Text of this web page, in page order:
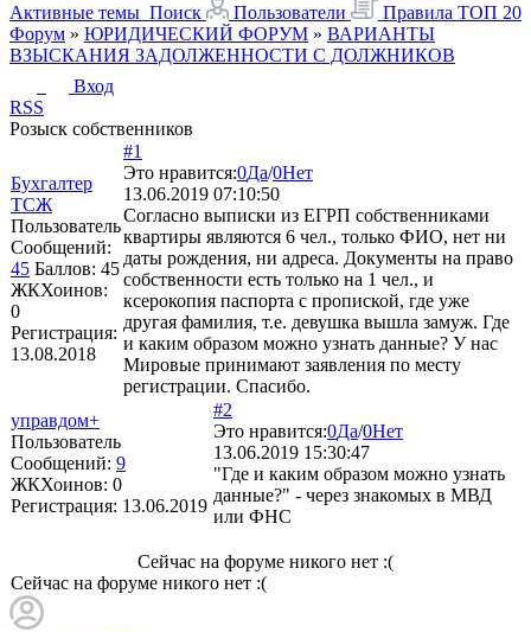
Активные темы Поиск Пользователи Правила ТОП 20
Форум » ЮРИДИЧЕСКИЙ ФОРУМ » ВАРИАНТЫ
ВЗЫСКАНИЯ ЗАДОЛЖЕННОСТИ С ДОЛЖНИКОВ
Вход
RSS
Розыск собственников
Бухгалтер
ТСЖ
Пользователь
Сообщений:
45 Баллов: 45
ЖКХоинов:
0
Регистрация:
13.08.2018
#1
Это нравится:0Да/0Нет
13.06.2019 07:10:50
Согласно выписки из ЕГРП собственниками
квартиры являются 6 чел., только ФИО, нет ни
даты рождения, ни адреса. Документы на право
собственности есть только на 1 чел., и
ксерокопия паспорта с пропиской, где уже
другая фамилия, т.е. девушка вышла замуж. Где
и каким образом можно узнать данные? У нас
Мировые принимают заявления по месту
регистрации. Спасибо.
управдом+
Пользователь
Сообщений: 9
ЖКХоинов: 0
Регистрация: 13.06.2019
#2
Это нравится:0Да/0Нет
13.06.2019 15:30:47
"Где и каким образом можно узнать
данные?" - через знакомых в МВД
или ФНС
Сейчас на форуме никого нет :(
Сейчас на форуме никого нет :(